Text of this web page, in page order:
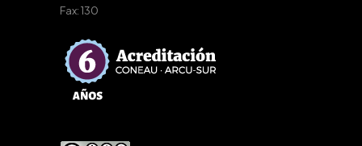
Fax: 130